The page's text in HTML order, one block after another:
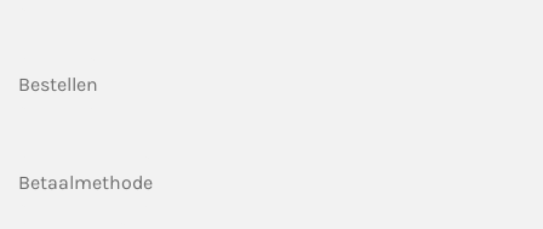
Bestellen
Betaalmethode